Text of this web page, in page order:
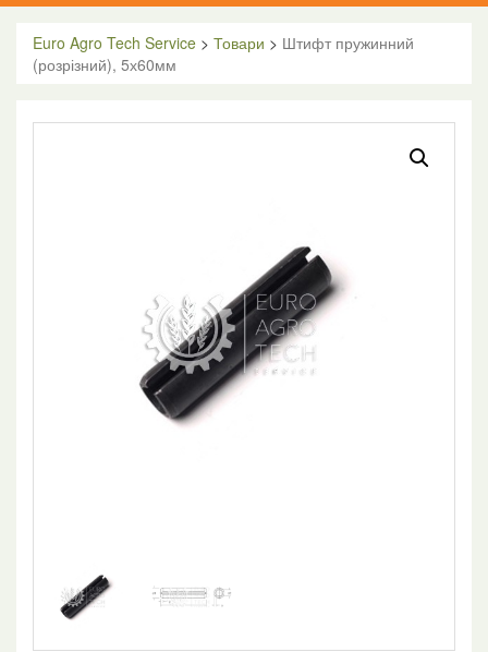
Euro Agro Tech Service > Товари > Штифт пружинний
(розрізний), 5х60мм